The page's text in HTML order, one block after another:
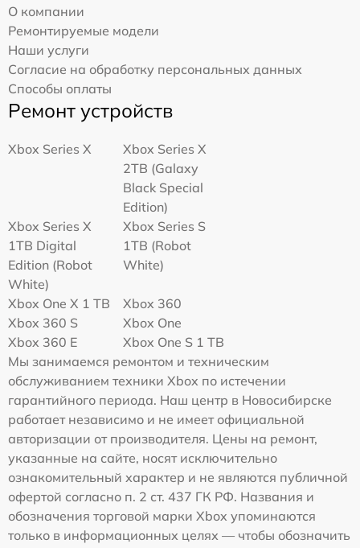
О компании
Ремонтируемые модели
Наши услуги
Согласие на обработку персональных данных
Способы оплаты
Ремонт устройств
Xbox Series X
Xbox Series X
2TB (Galaxy
Black Special
Edition)
Xbox Series X
1TB Digital
Edition (Robot
White)
Xbox Series S
1TB (Robot
White)
Xbox One X 1 TB
Xbox 360
Xbox 360 S
Xbox One
Xbox 360 E
Xbox One S 1 TB
Мы занимаемся ремонтом и техническим
обслуживанием техники Xbox по истечении
гарантийного периода. Наш центр в Новосибирске
работает независимо и не имеет официальной
авторизации от производителя. Цены на ремонт,
указанные на сайте, носят исключительно
ознакомительный характер и не являются публичной
офертой согласно п. 2 ст. 437 ГК РФ. Названия и
обозначения торговой марки Xbox упоминаются
только в информационных целях — чтобы обозначить